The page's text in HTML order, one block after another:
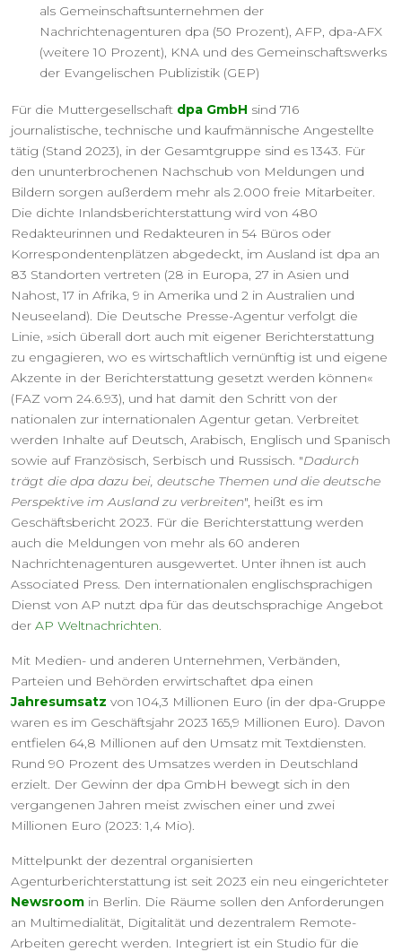
als Gemeinschaftsunternehmen der
Nachrichtenagenturen dpa (50 Prozent), AFP, dpa-AFX
(weitere 10 Prozent), KNA und des Gemeinschaftswerks
der Evangelischen Publizistik (GEP)
Für die Muttergesellschaft dpa GmbH sind 716
journalistische, technische und kaufmännische Angestellte
tätig (Stand 2023), in der Gesamtgruppe sind es 1343. Für
den ununterbrochenen Nachschub von Meldungen und
Bildern sorgen außerdem mehr als 2.000 freie Mitarbeiter.
Die dichte Inlandsberichterstattung wird von 480
Redakteurinnen und Redakteuren in 54 Büros oder
Korrespondentenplätzen abgedeckt, im Ausland ist dpa an
83 Standorten vertreten (28 in Europa, 27 in Asien und
Nahost, 17 in Afrika, 9 in Amerika und 2 in Australien und
Neuseeland). Die Deutsche Presse-Agentur verfolgt die
Linie, »sich überall dort auch mit eigener Berichterstattung
zu engagieren, wo es wirtschaftlich vernünftig ist und eigene
Akzente in der Berichterstattung gesetzt werden können«
(FAZ vom 24.6.93), und hat damit den Schritt von der
nationalen zur internationalen Agentur getan. Verbreitet
werden Inhalte auf Deutsch, Arabisch, Englisch und Spanisch
sowie auf Französisch, Serbisch und Russisch. "Dadurch
trägt die dpa dazu bei, deutsche Themen und die deutsche
Perspektive im Ausland zu verbreiten", heißt es im
Geschäftsbericht 2023. Für die Berichterstattung werden
auch die Meldungen von mehr als 60 anderen
Nachrichtenagenturen ausgewertet. Unter ihnen ist auch
Associated Press. Den internationalen englischsprachigen
Dienst von AP nutzt dpa für das deutschsprachige Angebot
der AP Weltnachrichten.
Mit Medien- und anderen Unternehmen, Verbänden,
Parteien und Behörden erwirtschaftet dpa einen
Jahresumsatz von 104,3 Millionen Euro (in der dpa-Gruppe
waren es im Geschäftsjahr 2023 165,9 Millionen Euro). Davon
entfielen 64,8 Millionen auf den Umsatz mit Textdiensten.
Rund 90 Prozent des Umsatzes werden in Deutschland
erzielt. Der Gewinn der dpa GmbH bewegt sich in den
vergangenen Jahren meist zwischen einer und zwei
Millionen Euro (2023: 1,4 Mio).
Mittelpunkt der dezentral organisierten
Agenturberichterstattung ist seit 2023 ein neu eingerichteter
Newsroom in Berlin. Die Räume sollen den Anforderungen
an Multimedialität, Digitalität und dezentralem Remote-
Arbeiten gerecht werden. Integriert ist ein Studio für die